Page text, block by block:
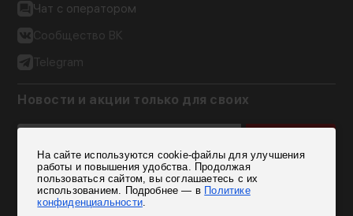
Чат с оператором
Сообщество ВК
Telegram
Новости и акции только для своих
Согласен на обработку персональных данных
На сайте используются cookie-файлы для улучшения
работы и повышения удобства. Продолжая
пользоваться сайтом, вы соглашаетесь с их
использованием. Подробнее — в Политике
конфиденциальности.